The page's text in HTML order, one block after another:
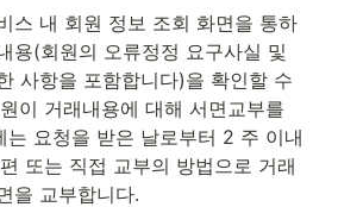
스 내 회원 정보 조회 화면을 통하
용(회원의 오류정정 요구사실 및
사항을 포함합니다)을 확인할 수
이 거래내용에 대해 서면교부를
는 요청을 받은 날로부터 2 주 이내
또는 직접 교부의 방법으로 거래
을 교부합니다.